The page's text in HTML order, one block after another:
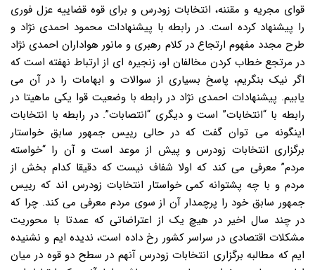
قوای مجریه و مقننه، انتخابات زودرس و برای قوه قضاییه عزل فوری
را پیشنهاد کرده است. در رابطه با پیشنهادات محمود احمدی نژاد و
طرح مجدد مفهوم ارتجاع در کلام رهبری و مانور هواداران احمدی نژاد
در مرتجع خطاب کردن مخالفان او، زنجیره ای از ارتباط نهفته است که
اگر نیک بنگریم، پاسخ بسیاری از سوالات و ابهامات را در آن می
یابیم. پیشنهادات احمدی نژاد در رابطه با وضعیت قوا یکی ماهیتا در
رابطه با “انتخابات” است و دیگری “انتصابات”. در رابطه با انتخابات
اینگونه می توان گفت که در حالی رییس جمهور سابق خواستار
برگزاری انتخابات زودرس و پیش از موعد است و آن را “خواسته
مردم” معرفی می کند که اولا شفاف نیست که دقیقا کدام بخش از
مردم و با چه پشتوانه کمی خواستار انتخابات زودرس اند که رییس
جمهور سابق خود را پرچمدار آن از سوی مردم معرفی می کند. چرا که
در چند سال اخیر در هیچ یک از اعتراضاتی که عمدتا با محوریت
مشکلات اقتصادی در سراسر کشور رخ داده است، ندیده ایم و نشنیده
ایم که مطالبه برگزاری انتخابات زودرس آنهم در سطح دو قوه در میان